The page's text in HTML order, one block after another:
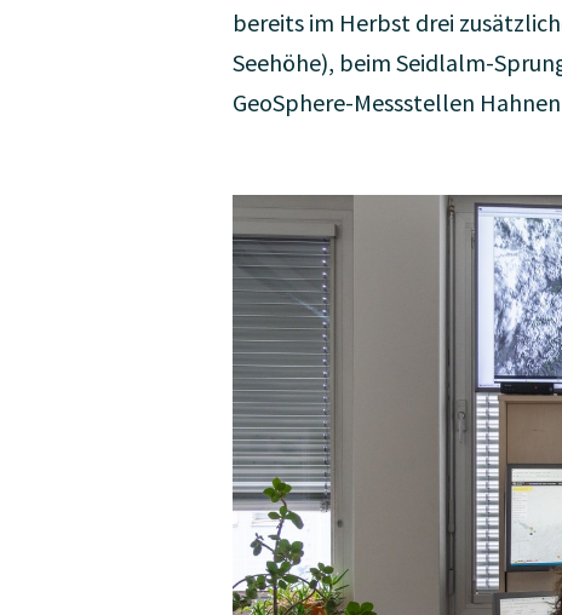
bereits im Herbst drei
Seehöhe), beim Seidlalm-
GeoSphere-Messstellen